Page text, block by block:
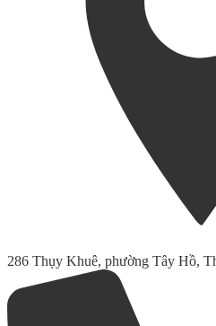
286 Thụy Khuê, phường Tây Hồ,